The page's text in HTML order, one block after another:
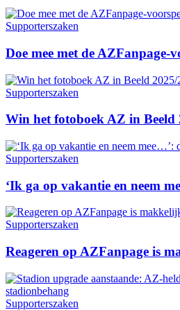
Supporterszaken
Doe mee met de AZFanpage-
Supporterszaken
Win het fotoboek AZ in Beeld
Supporterszaken
‘Ik ga op vakantie en neem
Supporterszaken
Reageren op AZFanpage is
Supporterszaken